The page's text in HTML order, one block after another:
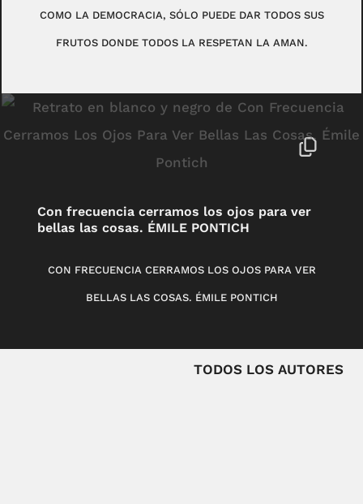
COMO LA DEMOCRACIA, SÓLO PUEDE DAR TODOS SUS
FRUTOS DONDE TODOS LA RESPETAN LA AMAN.
Con frecuencia cerramos los ojos para ver
bellas las cosas. ÉMILE PONTICH
CON FRECUENCIA CERRAMOS LOS OJOS PARA VER
BELLAS LAS COSAS. ÉMILE PONTICH
TODOS LOS AUTORES